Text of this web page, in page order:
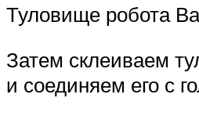
Туловище робота
Затем склеиваем
и соединяем его с